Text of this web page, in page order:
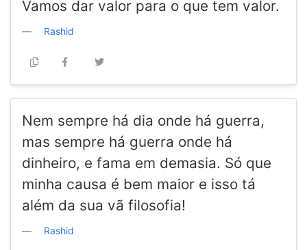
Vamos dar valor para o que tem valor.
Rashid
Nem sempre há dia onde há guerra,
mas sempre há guerra onde há
dinheiro, e fama em demasia. Só que
minha causa é bem maior e isso tá
além da sua vã filosofia!
Rashid